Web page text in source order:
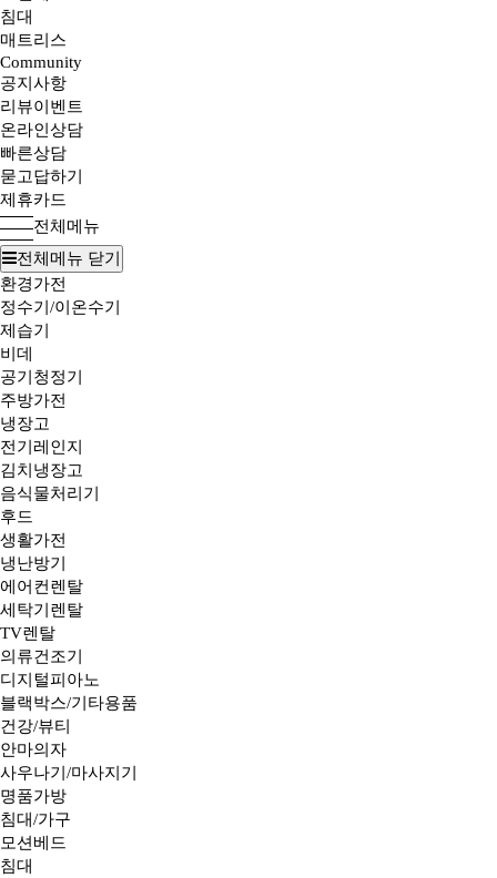
침대
매트리스
Community
공지사항
리뷰이벤트
온라인상담
빠른상담
묻고답하기
제휴카드
전체메뉴
전체메뉴 닫기
환경가전
정수기/이온수기
제습기
비데
공기청정기
주방가전
냉장고
전기레인지
김치냉장고
음식물처리기
후드
생활가전
냉난방기
에어컨렌탈
세탁기렌탈
TV렌탈
의류건조기
디지털피아노
블랙박스/기타용품
건강/뷰티
안마의자
사우나기/마사지기
명품가방
침대/가구
모션베드
침대